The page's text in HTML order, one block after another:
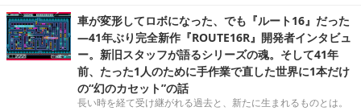
車が変形してロボになった、でも『ルート16』だった
―41年ぶり完全新作『ROUTE16R』開発者インタビュ
ー。新旧スタッフが語るシリーズの魂。そして41年
前、たった1人のために手作業で直した世界に1本だけ
の“幻のカセット”の話
長い時を経て受け継がれる過去と、新たに生まれるものとは。